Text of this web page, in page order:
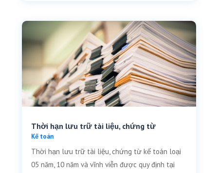
Thời hạn lưu trữ tài liệu, chứng từ
Kế toán
Thời hạn lưu trữ tài liệu, chứng từ kế toán loại
05 năm, 10 năm và vĩnh viễn được quy định tại